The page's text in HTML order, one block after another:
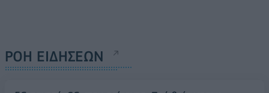
ΡΟΗ ΕΙΔΗΣΕΩΝ